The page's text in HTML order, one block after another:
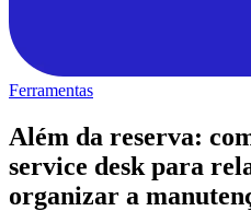
Ferramentas
Além da reserva:
service desk para
organizar a